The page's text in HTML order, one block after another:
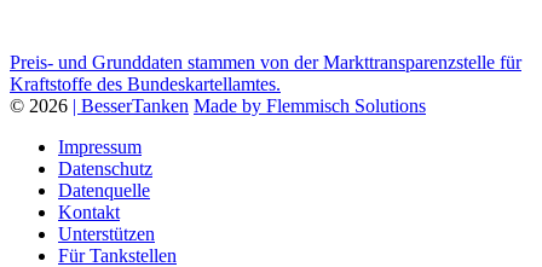
Preis- und Grunddaten stammen von der Markttransparenzstelle für
Kraftstoffe des Bundeskartellamtes.
© 2026 | BesserTanken Made by Flemmisch Solutions
Impressum
Datenschutz
Datenquelle
Kontakt
Unterstützen
Für Tankstellen